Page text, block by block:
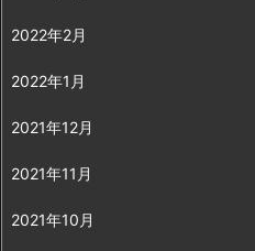
2022年2月
2022年1月
2021年12月
2021年11月
2021年10月